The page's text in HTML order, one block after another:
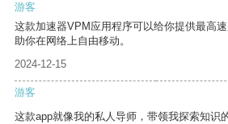
游客
这款加速器VPM应用程序可以给你提供最高
助你在网络上自由移动。
2024-12-15
游客
这款app就像我的私人导师，带领我探索知识